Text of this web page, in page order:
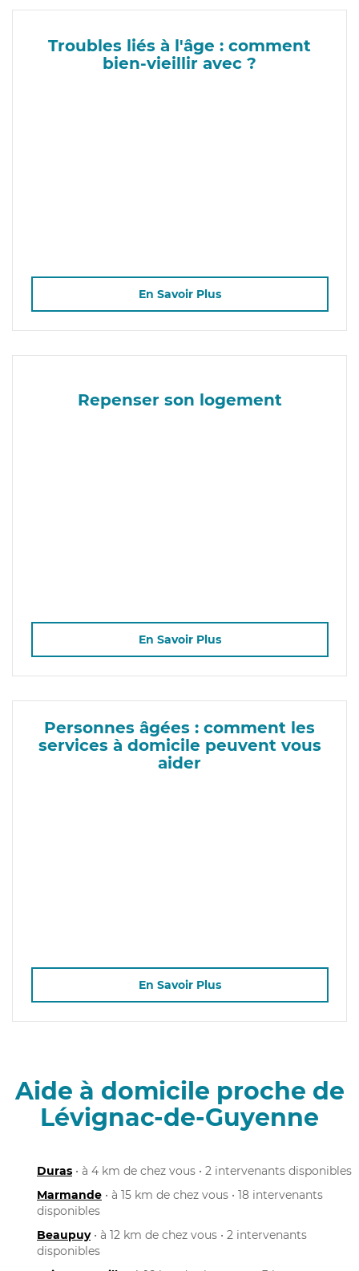
Troubles liés à l'âge : comment
bien-vieillir avec ?
En Savoir Plus
Repenser son logement
En Savoir Plus
Personnes âgées : comment les
services à domicile peuvent vous
aider
En Savoir Plus
Aide à domicile proche de
Lévignac-de-Guyenne
Duras • à 4 km de chez vous • 2 intervenants disponibles
Marmande • à 15 km de chez vous • 18 intervenants
disponibles
Beaupuy• à 12 km de chez vous • 2 intervenants
disponibles